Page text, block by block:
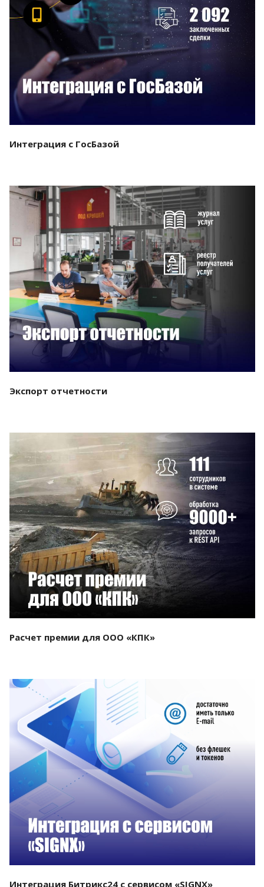
Смотреть проект
Интеграция с ГосБазой
Смотреть проект
Экспорт отчетности
Смотреть проект
Расчет премии для ООО «КПК»
Смотреть проект
Интеграция Битрикс24 с сервисом «SIGNX»